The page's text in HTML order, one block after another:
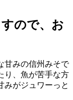
ので、お
甘みの信州みそで
り、魚が苦手な方
みがジュワーっと